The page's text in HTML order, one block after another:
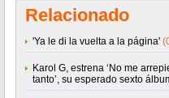
Relacionado
'Ya le di la vuelta a la página'
Karol G, estrena ‘No me
tanto’, su esperado sexto